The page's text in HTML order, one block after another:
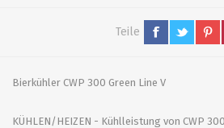
Teile
Bierkühler CWP 300 Green Line V
KÜHLEN/HEIZEN - Kühlleistung von CWP